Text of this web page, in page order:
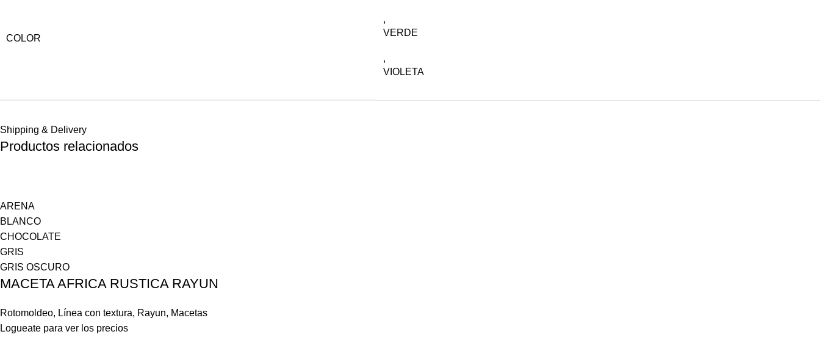
COLOR
,
VERDE
,
VIOLETA
Shipping & Delivery
Productos relacionados
ARENA
BLANCO
CHOCOLATE
GRIS
GRIS OSCURO
MACETA AFRICA RUSTICA RAYUN
Rotomoldeo, Línea con textura, Rayun, Macetas
Logueate para ver los precios